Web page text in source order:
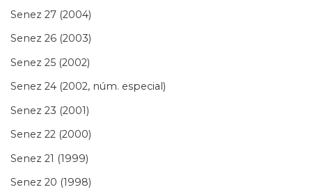
Senez 27 (2004)
Senez 26 (2003)
Senez 25 (2002)
Senez 24 (2002, núm. especial)
Senez 23 (2001)
Senez 22 (2000)
Senez 21 (1999)
Senez 20 (1998)